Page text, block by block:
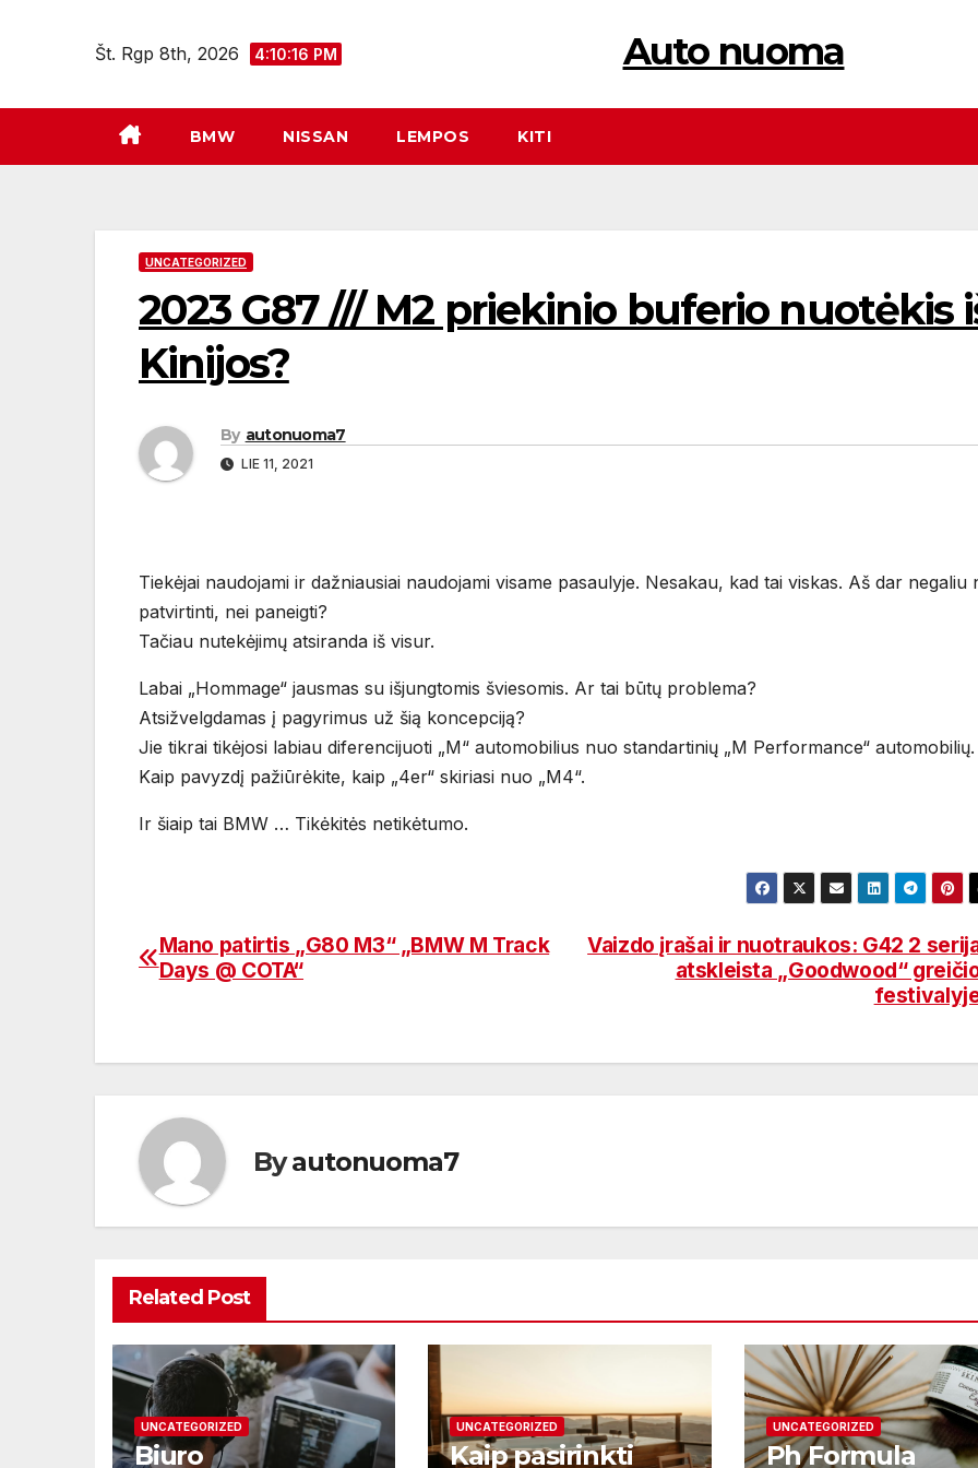
Št. Rgp 8th, 2026 4:10:17 PM Auto nuoma
BMW NISSAN LEMPOS KITI
UNCATEGORIZED
2023 G87 /// M2 priekinio buferio nuotėkis
Kinijos?
By autonuoma7
LIE 11, 2021
Tiekėjai naudojami ir dažniausiai naudojami visame pasaulyje. Nesakau, kad tai viskas. Aš dar negaliu
patvirtinti, nei paneigti?
Tačiau nutekėjimų atsiranda iš visur.
Labai „Hommage“ jausmas su išjungtomis šviesomis. Ar tai būtų problema?
Atsižvelgdamas į pagyrimus už šią koncepciją?
Jie tikrai tikėjosi labiau diferencijuoti „M“ automobilius nuo standartinių „M Performance“ automobilių.
Kaip pavyzdį pažiūrėkite, kaip „4er“ skiriasi nuo „M4“.
Ir šiaip tai BMW … Tikėkitės netikėtumo.
Navigacija
Vaizdo įrašai ir nuotraukos: G42 2
atskleista „Goodwood“
Mano patirtis „G80 M3“ „BMW M Track
Days @ COTA“
Byautonuoma7
Related Post
UNCATEGORIZED
Biuro
UNCATEGORIZED
Kaip pasirinkti
UNCATEGORIZED
Ph Formula